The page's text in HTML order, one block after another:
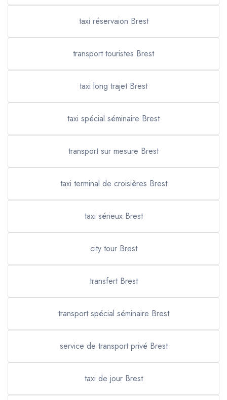
taxi réservaion Brest
transport touristes Brest
taxi long trajet Brest
taxi spécial séminaire Brest
transport sur mesure Brest
taxi terminal de croisières Brest
taxi sérieux Brest
city tour Brest
transfert Brest
transport spécial séminaire Brest
service de transport privé Brest
taxi de jour Brest